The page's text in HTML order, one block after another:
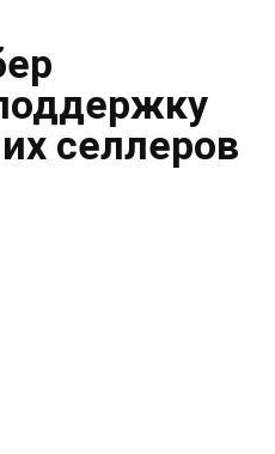
селлеров